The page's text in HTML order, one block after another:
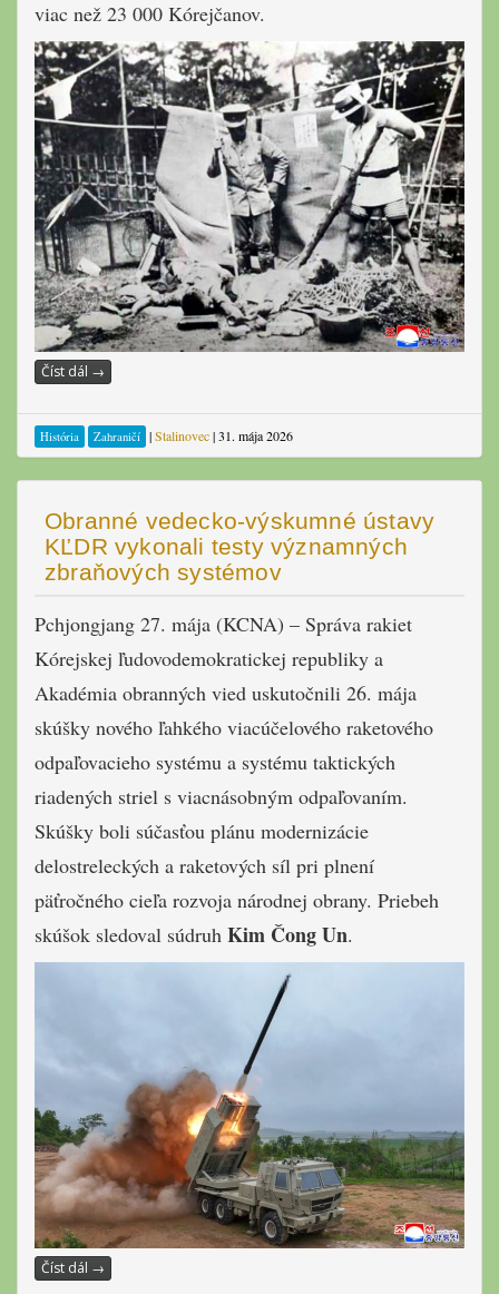
viac než 23 000 Kórejčanov.
Číst dál →
História Zahraničí |Stalinovec|31. mája 2026
Obranné vedecko-výskumné ústavy
KĽDR vykonali testy významných
zbraňových systémov
Pchjongjang 27. mája (KCNA) – Správa rakiet
Kórejskej ľudovodemokratickej republiky a
Akadémia obranných vied uskutočnili 26. mája
skúšky nového ľahkého viacúčelového raketového
odpaľovacieho systému a systému taktických
riadených striel s viacnásobným odpaľovaním.
Skúšky boli súčasťou plánu modernizácie
delostreleckých a raketových síl pri plnení
päťročného cieľa rozvoja národnej obrany. Priebeh
skúšok sledoval súdruh Kim Čong Un.
Číst dál →